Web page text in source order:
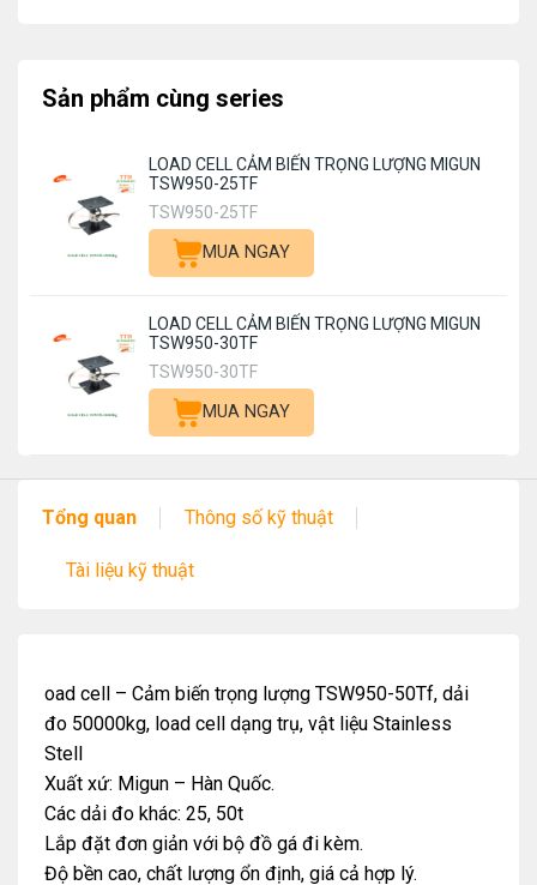
Sản phẩm cùng series
LOAD CELL CẢM BIẾN TRỌNG LƯỢNG MIGUN
TSW950-25TF
TSW950-25TF
MUA NGAY
LOAD CELL CẢM BIẾN TRỌNG LƯỢNG MIGUN
TSW950-30TF
TSW950-30TF
MUA NGAY
Tổng quan Thông số kỹ thuật
Tài liệu kỹ thuật
oad cell – Cảm biến trọng lượng TSW950-50Tf, dải
đo 50000kg, load cell dạng trụ, vật liệu Stainless
Stell
Xuất xứ: Migun – Hàn Quốc.
Các dải đo khác: 25, 50t
Lắp đặt đơn giản với bộ đồ gá đi kèm.
Độ bền cao, chất lượng ổn định, giá cả hợp lý.